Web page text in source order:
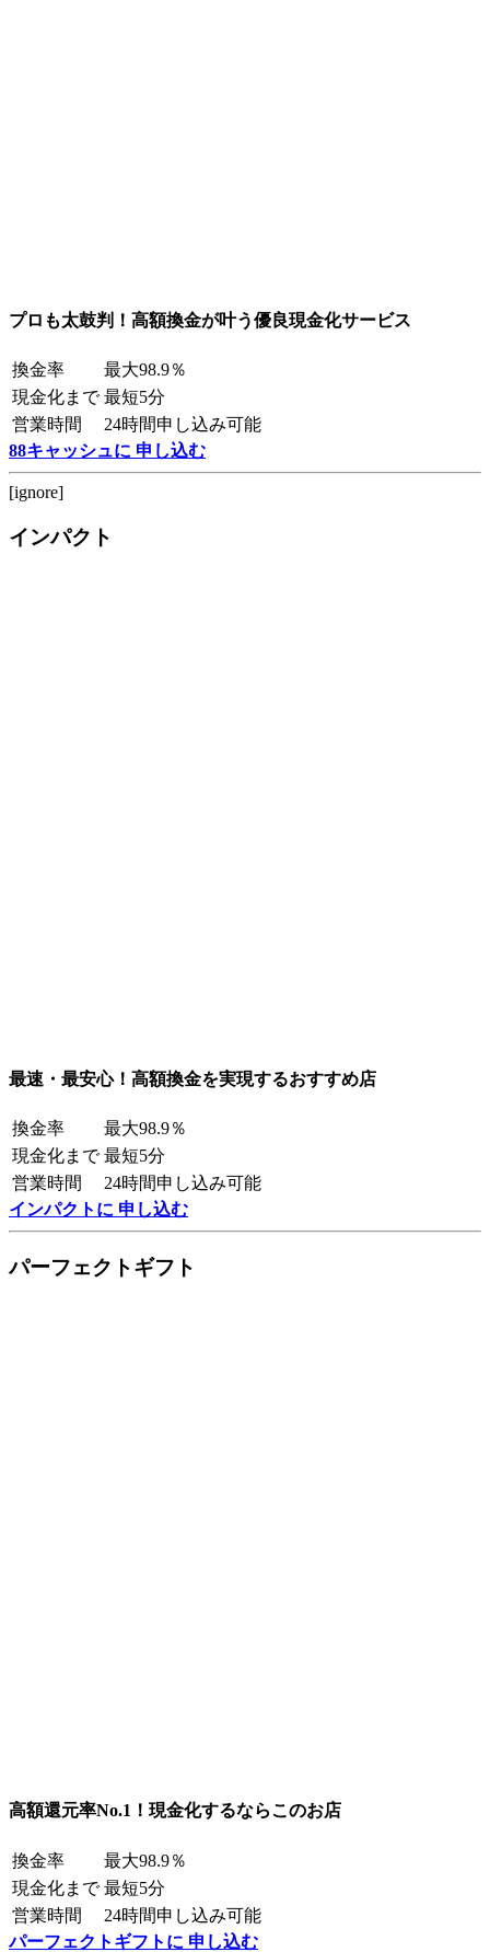
プロも太鼓判！高額換金が叶う優良現金化サービス
換金率
最大98.9％
現金化まで 最短5分
営業時間
24時間申し込み可能
88キャッシュに 申し込む
[ignore]
インパクト
最速・最安心！高額換金を実現するおすすめ店
換金率
最大98.9％
現金化まで 最短5分
営業時間
24時間申し込み可能
インパクトに 申し込む
パーフェクトギフト
高額還元率No.1！現金化するならこのお店
換金率
最大98.9％
現金化まで 最短5分
営業時間
24時間申し込み可能
パーフェクトギフトに 申し込む